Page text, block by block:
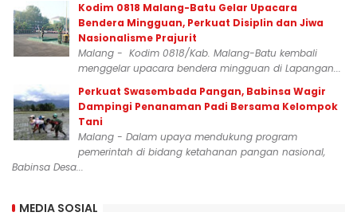
Kodim 0818 Malang-Batu Gelar Upacara
Bendera Mingguan, Perkuat Disiplin dan Jiwa
Nasionalisme Prajurit
Malang - Kodim 0818/Kab. Malang-Batu kembali
menggelar upacara bendera mingguan di Lapangan...
Perkuat Swasembada Pangan, Babinsa Wagir
Dampingi Penanaman Padi Bersama Kelompok
Tani
Malang - Dalam upaya mendukung program
pemerintah di bidang ketahanan pangan nasional,
Babinsa Desa...
MEDIA SOSIAL